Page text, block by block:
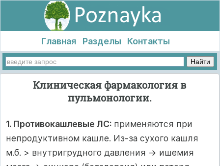
Главная Разделы Контакты
Клиническая фармакология в
пульмонологии.
1. Противокашлевые ЛС: применяются при
непродуктивном кашле. Из-за сухого кашля
м.б. > внутригрудного давления → ишемия